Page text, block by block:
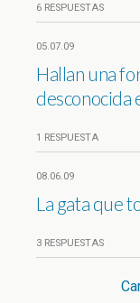
6 RESPUESTAS
05.07.09
Hallan una
desconocida
1 RESPUESTA
08.06.09
La gata que
3 RESPUESTAS